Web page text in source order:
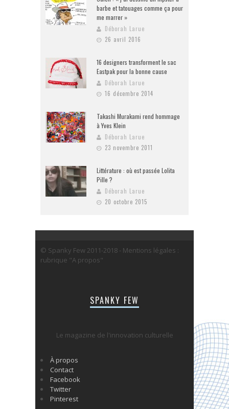
barbe et tatouages comme ça pour
me marrer »
Déborah Larue
26 avril 2016
16 designers transforment le sac
Eastpak pour la bonne cause
Déborah Larue
16 décembre 2014
Takashi Murakami rend hommage
à Yves Klein
Déborah Larue
23 novembre 2011
Littérature : où est passée Lolita
Pille ?
Déborah Larue
20 octobre 2015
© Spanky Few 2011-2018 - Mentions légales :
rubrique "A propos"
SPANKY FEW
Le magazine de l'innovation culturelle
À propos
Contact
Facebook
Twitter
Pinterest